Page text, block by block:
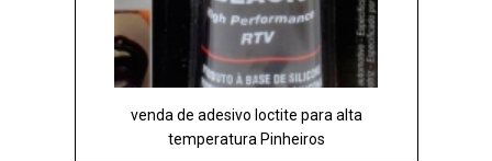
venda de adesivo loctite para alta
temperatura Pinheiros